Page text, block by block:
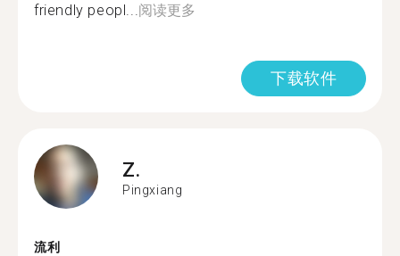
friendly peopl... 阅读更多
下载软件
Z.
Pingxiang
流利